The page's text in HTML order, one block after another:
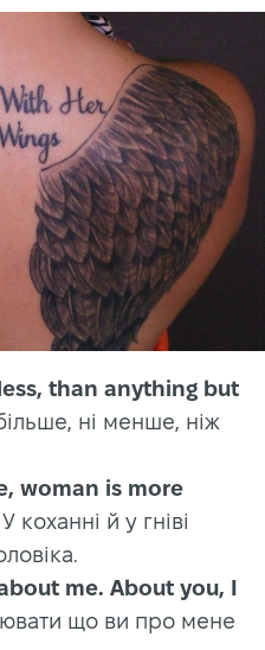
than anything but
ні менше, ніж
woman is more
У коханні й у гніві
me. About you, I
що ви про мене